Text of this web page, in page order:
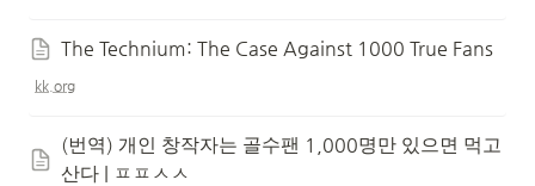
The Technium: The Case Against 1000 True Fans
kk.org
(번역) 개인 창작자는 골수팬 1,000명만 있으면 먹고
산다 | ㅍㅍㅅㅅ